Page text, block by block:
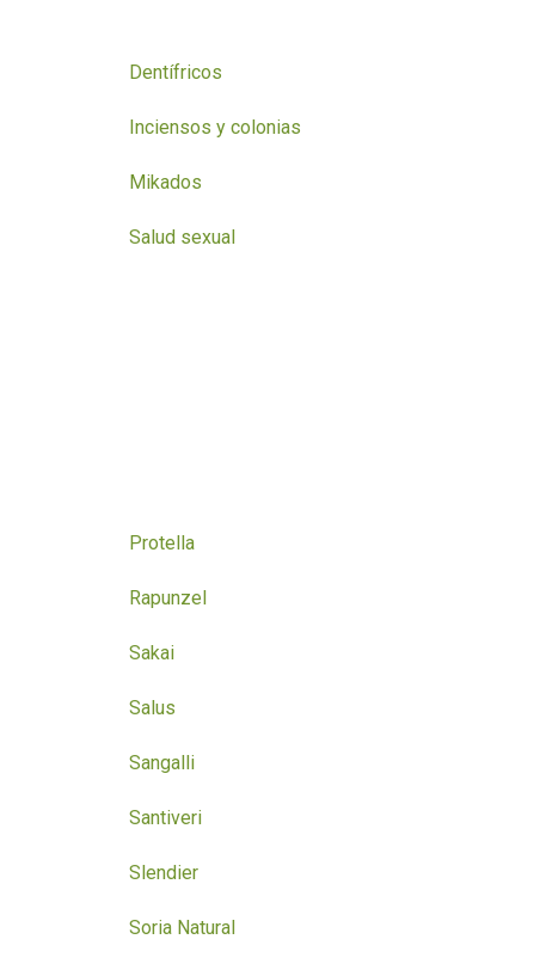
Dentífricos
Inciensos y colonias
Mikados
Salud sexual
Protella
Rapunzel
Sakai
Salus
Sangalli
Santiveri
Slendier
Soria Natural